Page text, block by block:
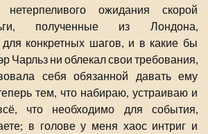
нетерпеливого ожидания скорой
полученные из Лондона,
для конкретных шагов, и в какие бы
Чарльз ни облекал свои требования,
себя обязанной давать ему
тем, что набираю, устраиваю и
что необходимо для события,
в голове у меня хаос интриг и